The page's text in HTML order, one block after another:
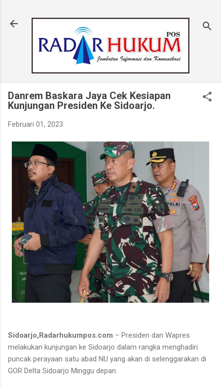
Danrem Baskara Jaya Cek Kesiapan
Kunjungan Presiden Ke Sidoarjo.
Februari 01, 2023
Sidoarjo,Radarhukumpos.com – Presiden dan Wapres
melakukan kunjungan ke Sidoarjo dalam rangka menghadiri
puncak perayaan satu abad NU yang akan di selenggarakan di
GOR Delta Sidoarjo Minggu depan.